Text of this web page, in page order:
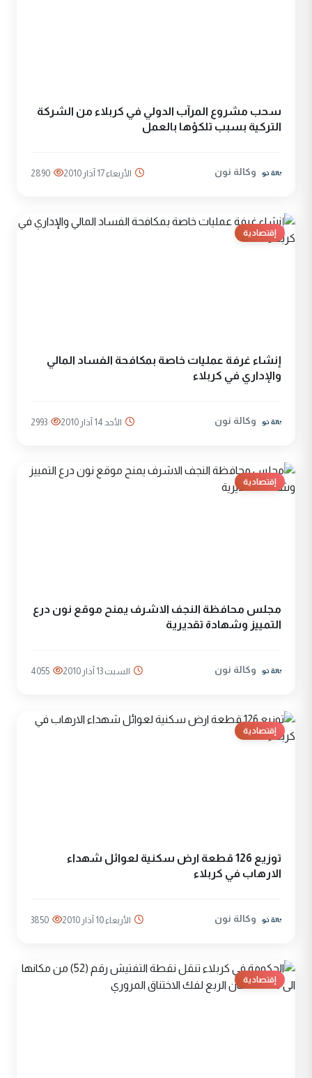
سحب مشروع المرآب الدولي في كربلاء من الشركة
التركية بسبب تلكؤها بالعمل
وكالة نون الأربعاء 17 آذار 2010 2890
إقتصادية
إنشاء غرفة عمليات خاصة بمكافحة الفساد المالي
والإداري في كربلاء
وكالة نون الأحد 14 آذار 2010 2993
إقتصادية
مجلس محافظة النجف الاشرف يمنح موقع نون درع
التمييز وشهادة تقديرية
وكالة نون السبت 13 آذار 2010 4055
إقتصادية
توزيع 126 قطعة ارض سكنية لعوائل شهداء
الارهاب في كربلاء
وكالة نون الأربعاء 10 آذار 2010 3850
إقتصادية